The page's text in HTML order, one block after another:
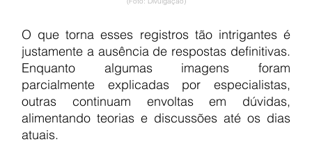
O que torna esses registros tão intrigantes é
justamente a ausência de respostas definitivas.
Enquanto algumas imagens foram
parcialmente explicadas por especialistas,
outras continuam envoltas em dúvidas,
alimentando teorias e discussões até os dias
atuais.